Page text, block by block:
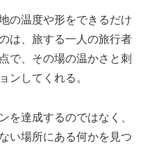
の温度や形をできるだけ
は、旅する一人の旅行者
で、その場の温かさと刺
ンしてくれる。
を達成するのではなく、
い場所にある何かを見つ